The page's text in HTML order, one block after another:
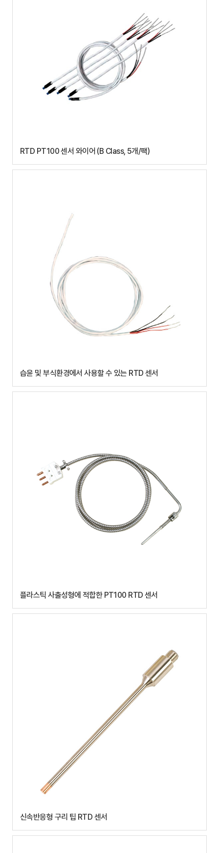
RTD PT100 센서 와이어 (B Class, 5개/팩)
습윤 및 부식환경에서 사용할 수 있는 RTD 센서
플라스틱 사출성형에 적합한 PT100 RTD 센서
신속반응형 구리 팁 RTD 센서